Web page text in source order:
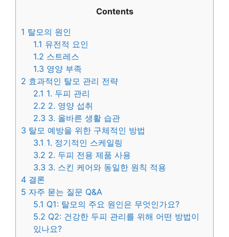
Contents
1 탈모의 원인
1.1 유전적 요인
1.2 스트레스
1.3 영양 부족
2 효과적인 탈모 관리 전략
2.1 1. 두피 관리
2.2 2. 영양 섭취
2.3 3. 올바른 생활 습관
3 탈모 예방을 위한 구체적인 방법
3.1 1. 정기적인 스케일링
3.2 2. 두피 전용 제품 사용
3.3 3. 스킨 케어와 동일한 원칙 적용
4 결론
5 자주 묻는 질문 Q&A
5.1 Q1: 탈모의 주요 원인은 무엇인가요?
5.2 Q2: 건강한 두피 관리를 위해 어떤 방법이
있나요?